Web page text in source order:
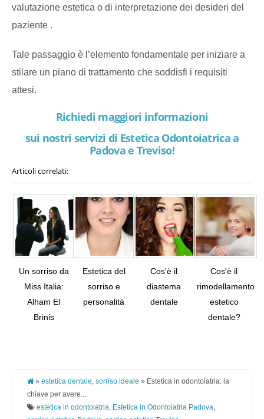
valutazione estetica o di interpretazione dei desideri del
paziente .
Tale passaggio è l’elemento fondamentale per iniziare a
stilare un piano di trattamento che soddisfi i requisiti
attesi.
Richiedi maggiori informazioni
sui nostri servizi di Estetica Odontoiatrica a
Padova e Treviso!
Articoli correlati:
Un sorriso da
Miss Italia:
Alham El
Brinis
Estetica del
sorriso e
personalità
Cos'è il
diastema
dentale
Cos'è il
rimodellamento
estetico
dentale?
» estetica dentale, sorriso ideale » Estetica in odontoiatria: la
chiave per avere...
estetica in odontoiatria, Estetica in Odontoiatria Padova,